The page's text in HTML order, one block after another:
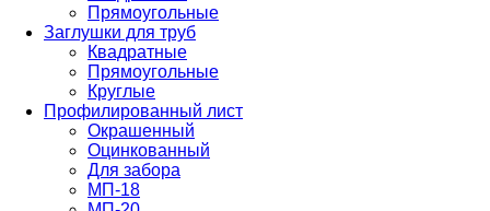
Прямоугольные
Заглушки для труб
Квадратные
Прямоугольные
Круглые
Профилированный лист
Окрашенный
Оцинкованный
Для забора
МП-18